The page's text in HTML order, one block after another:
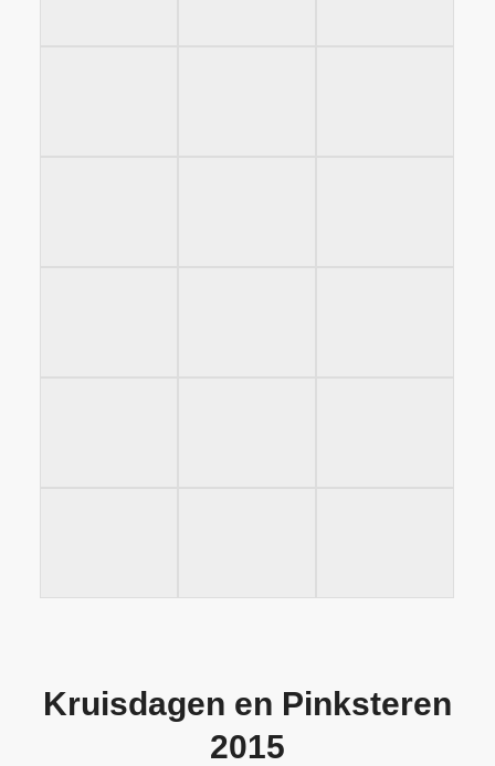
Kruisdagen en Pinksteren
2015